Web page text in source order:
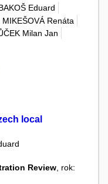
Eduard
MIKEŠOVÁ Renáta
Milan Jan
local
Review , rok: